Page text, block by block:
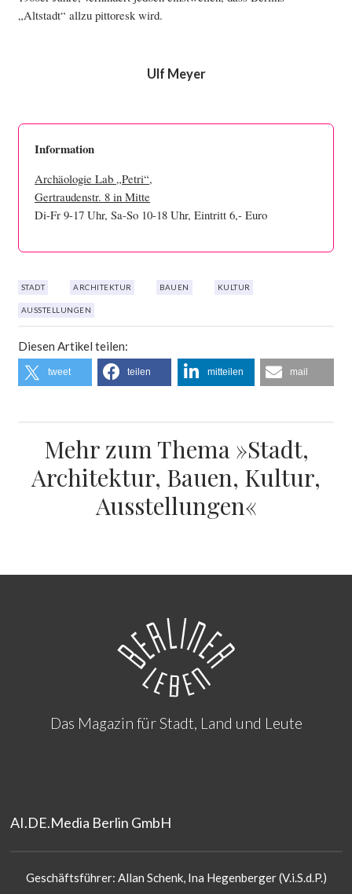
„Altstadt“ allzu pittoresk wird.
Ulf Meyer
Information
Archäologie Lab „Petri“,
Gertraudenstr. 8 in Mitte
Di-Fr 9-17 Uhr, Sa-So 10-18 Uhr, Eintritt 6,- Euro
STADT ARCHITEKTUR BAUEN KULTUR
AUSSTELLUNGEN
Diesen Artikel teilen:
tweet teilen mitteilen mail
Mehr zum Thema »Stadt,
Architektur, Bauen, Kultur,
Ausstellungen«
Das Magazin für Stadt, Land und Leute
AI.DE.Media Berlin GmbH
Geschäftsführer: Allan Schenk, Ina Hegenberger (V.i.S.d.P.)